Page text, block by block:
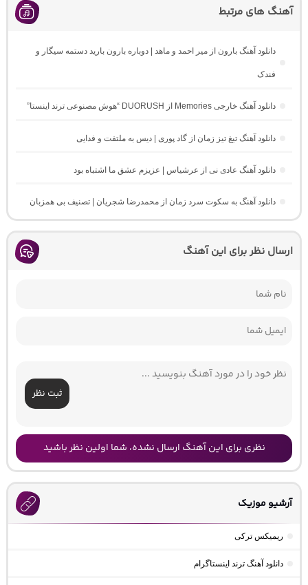
آهنگ های مرتبط
دانلود آهنگ بارون از میر احمد و ماهد | دوباره بارون بارید دستمه سیگار و
فندک
دانلود آهنگ خارجی Memories از DUORUSH “هوش مصنوعی ترند اینستا”
دانلود آهنگ تیغ تیز زمان از گاد پوری | دیس به ملتفت و فدایی
دانلود آهنگ عادی نی از عرشیاس | عزیزم عشق ما اشتباه بود
دانلود آهنگ به سکوت سرد زمان از محمدرضا شجریان | تصنیف بی همزبان
ارسال نظر برای این آهنگ
ثبت نظر
نظری برای این آهنگ ارسال نشده، شما اولین نظر باشید
آرشیو موزیک
ریمیکس ترکی
دانلود آهنگ ترند اینستاگرام